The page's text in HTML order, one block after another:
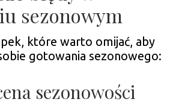
sezonowym
które warto omijać, aby
gotowania sezonowego:
sezonowości